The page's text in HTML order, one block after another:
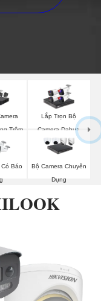
Trộm
Lắp Trọn Bộ
Camera Dahua
Báo
Bộ Camera Chuyên
Dụng